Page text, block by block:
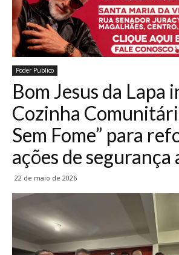
Poder Publico
Bom Jesus da Lapa
Cozinha
Sem Fome” para
ações de
22 de maio de 2026